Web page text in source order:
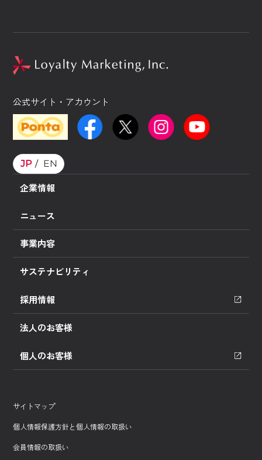
公式サイト・アカウント
JP EN
企業情報
ニュース
事業内容
サステナビリティ
採用情報
法人のお客様
個人のお客様
サイトマップ
個人情報保護方針と個人情報の取扱い
会員情報の取扱い